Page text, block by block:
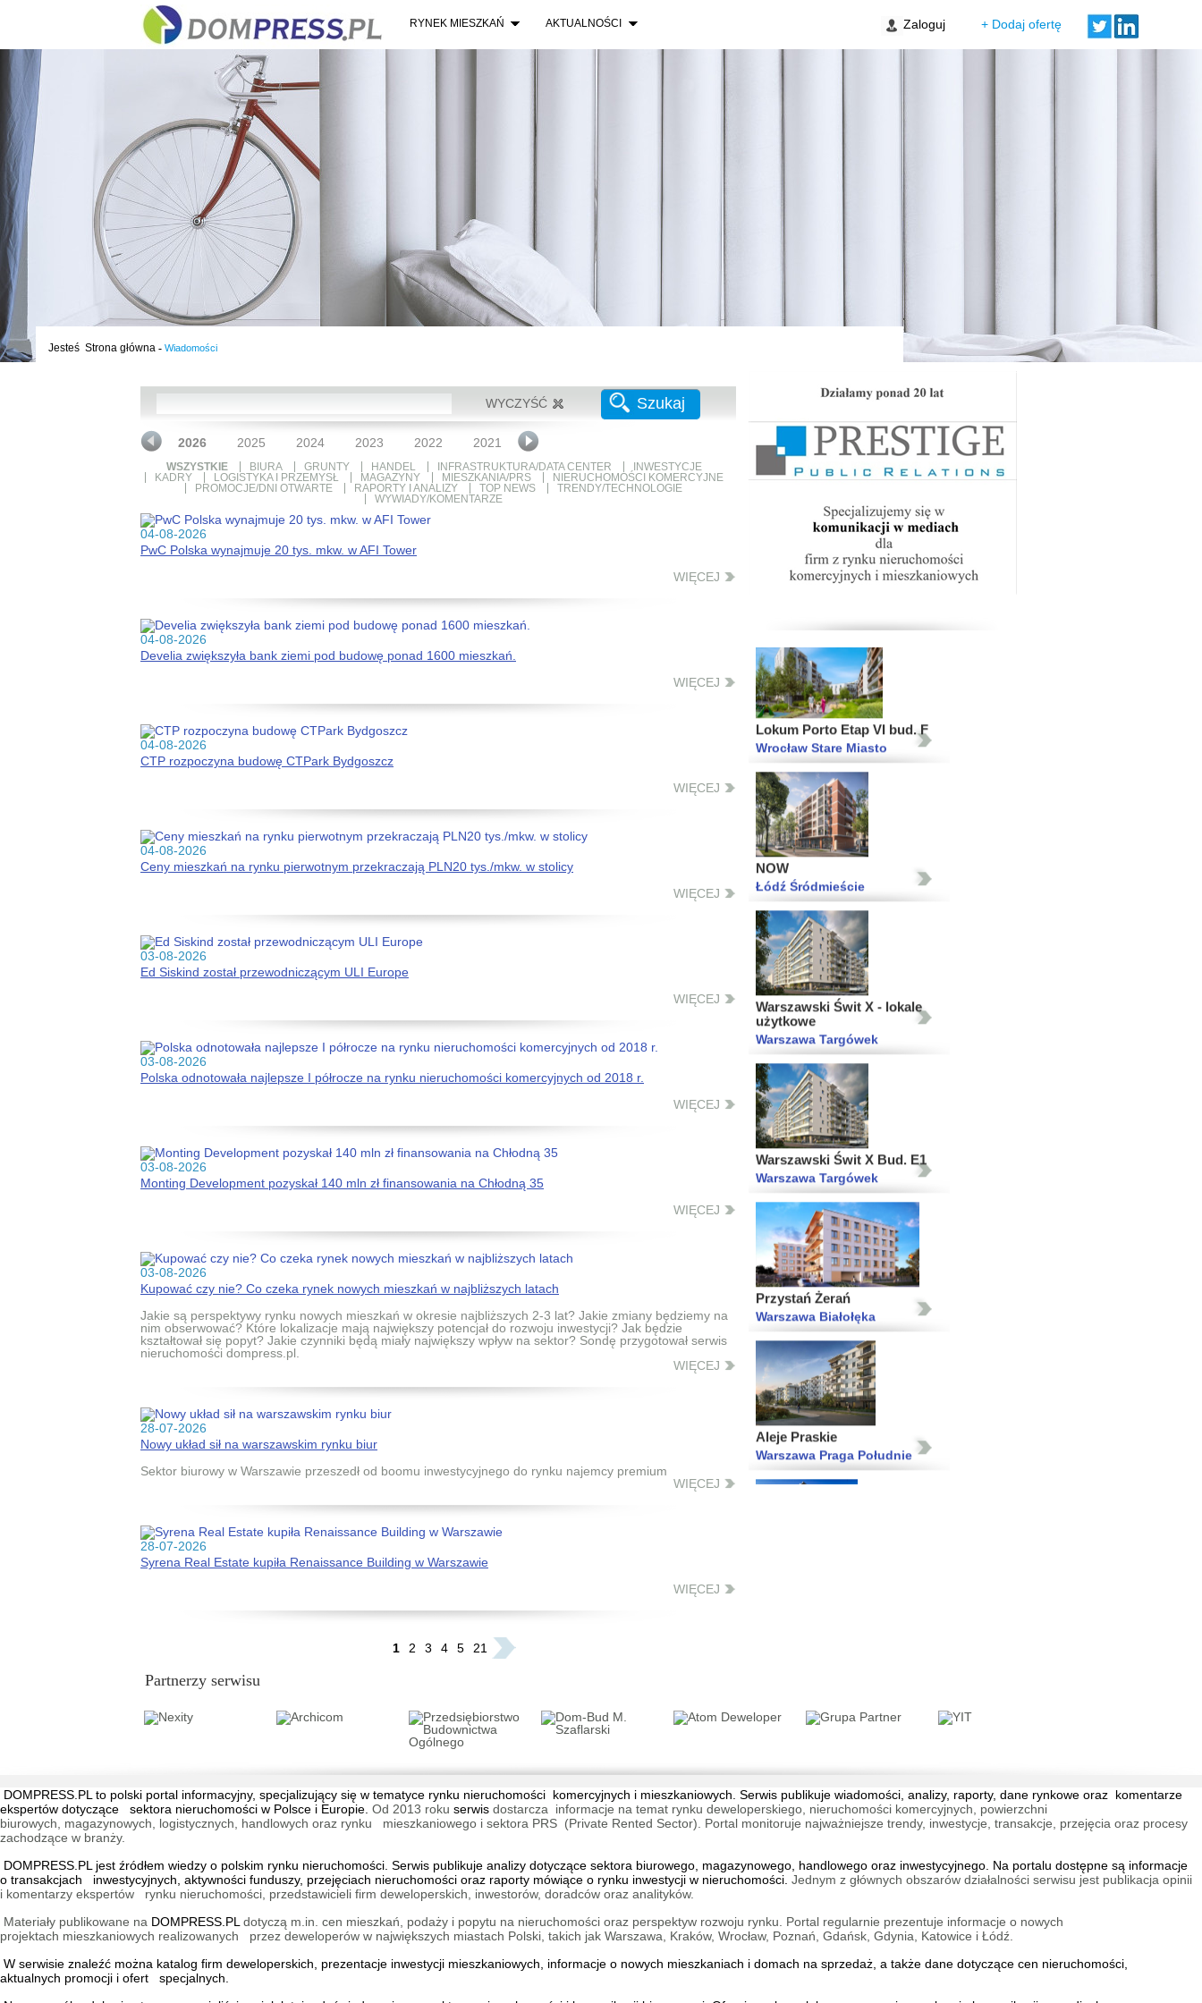
RYNEK MIESZKAŃ AKTUALNOŚCI + Dodaj ofertę
Zaloguj
Jesteś Strona główna - Wiadomości
Szukaj
WYCZYŚĆ
2026 2025 2024 2023 2022 2021 2020 2016 2015 2014 2013
WSZYSTKIE BIURA GRUNTY HANDEL INFRASTRUKTURA/DATA CENTER
INWESTYCJE
KADRY
LOGISTYKA I PRZEMYSŁ MAGAZYNY MIESZKANIA/PRS
NIERUCHOMOŚCI KOMERCYJNE
PROMOCJE/DNI OTWARTE
RAPORTY I ANALIZY TOP NEWS
TRENDY/TECHNOLOGIE
WYWIADY/KOMENTARZE
04-08-2026
PwC Polska wynajmuje 20 tys. mkw. w AFI Tower
WIĘCEJ
04-08-2026
Develia zwiększyła bank ziemi pod budowę ponad 1600 mieszkań.
WIĘCEJ
04-08-2026
CTP rozpoczyna budowę CTPark Bydgoszcz
WIĘCEJ
04-08-2026
Ceny mieszkań na rynku pierwotnym przekraczają PLN20 tys./mkw. w stolicy
WIĘCEJ
03-08-2026
Ed Siskind został przewodniczącym ULI Europe
WIĘCEJ
03-08-2026
Polska odnotowała najlepsze I półrocze na rynku nieruchomości komercyjnych od 2018 r.
WIĘCEJ
03-08-2026
Monting Development pozyskał 140 mln zł finansowania na Chłodną 35
WIĘCEJ
03-08-2026
Kupować czy nie? Co czeka rynek nowych mieszkań w najbliższych latach
Jakie są perspektywy rynku nowych mieszkań w okresie najbliższych 2-3 lat? Jakie zmiany będziemy na
nim obserwować? Które lokalizacje mają największy potencjał do rozwoju inwestycji? Jak będzie
kształtował się popyt? Jakie czynniki będą miały największy wpływ na sektor? Sondę przygotował serwis
nieruchomości dompress.pl.
WIĘCEJ
28-07-2026
Nowy układ sił na warszawskim rynku biur
Sektor biurowy w Warszawie przeszedł od boomu inwestycyjnego do rynku najemcy premium
WIĘCEJ
28-07-2026
Syrena Real Estate kupiła Renaissance Building w Warszawie
WIĘCEJ
1 2 3 4 5 21
Warszawa Ursynów
Warszawski Świt VII bud. A
Warszawa Targówek
Lokum Porto Etap VI bud. F
Wrocław Stare Miasto
NOW
Łódź Śródmieście
Warszawski Świt X - lokale
użytkowe
Warszawa Targówek
Warszawski Świt X Bud. E1
Warszawa Targówek
Przystań Żerań
Warszawa Białołęka
Aleje Praskie
Warszawa Praga Południe
Warszawski Świt XI Bud. E2
Warszawa Targówek
INSPIRE
Katowice Zespół Dzielnic
Partnerzy serwisu
DOMPRESS.PL to polski portal informacyjny, specjalizujący się w tematyce rynku nieruchomości komercyjnych i mieszkaniowych. Serwis publikuje wiadomości, analizy, raporty, dane rynkowe oraz komentarze
ekspertów dotyczące sektora nieruchomości w Polsce i Europie. Od 2013 roku serwis dostarcza informacje na temat rynku deweloperskiego, nieruchomości komercyjnych, powierzchni
biurowych, magazynowych, logistycznych, handlowych oraz rynku mieszkaniowego i sektora PRS (Private Rented Sector). Portal monitoruje najważniejsze trendy, inwestycje, transakcje, przejęcia oraz procesy
zachodzące w branży.
DOMPRESS.PL jest źródłem wiedzy o polskim rynku nieruchomości. Serwis publikuje analizy dotyczące sektora biurowego, magazynowego, handlowego oraz inwestycyjnego. Na portalu dostępne są informacje
o transakcjach inwestycyjnych, aktywności funduszy, przejęciach nieruchomości oraz raporty mówiące o rynku inwestycji w nieruchomości. Jednym z głównych obszarów działalności serwisu jest publikacja opinii
i komentarzy ekspertów rynku nieruchomości, przedstawicieli firm deweloperskich, inwestorów, doradców oraz analityków.
Materiały publikowane na DOMPRESS.PL dotyczą m.in. cen mieszkań, podaży i popytu na nieruchomości oraz perspektyw rozwoju rynku. Portal regularnie prezentuje informacje o nowych
projektach mieszkaniowych realizowanych przez deweloperów w największych miastach Polski, takich jak Warszawa, Kraków, Wrocław, Poznań, Gdańsk, Gdynia, Katowice i Łódź.
W serwisie znaleźć można katalog firm deweloperskich , prezentacje inwestycji mieszkaniowych, informacje o nowych mieszkaniach i domach na sprzedaż , a także dane dotyczące cen nieruchomości,
aktualnych promocji i ofert specjalnych.